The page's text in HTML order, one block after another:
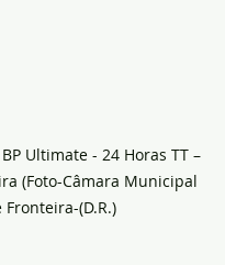
Ultimate - 24 Horas TT –
(Foto-Câmara Municipal
Fronteira-(D.R.)